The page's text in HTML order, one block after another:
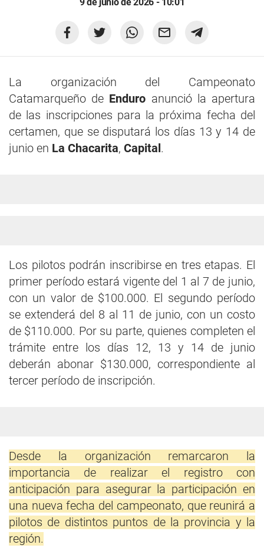
La organización del Campeonato
Catamarqueño de Enduro anunció la apertura
de las inscripciones para la próxima fecha del
certamen, que se disputará los días 13 y 14 de
junio en La Chacarita, Capital .
Los pilotos podrán inscribirse en tres etapas. El
primer período estará vigente del 1 al 7 de junio,
con un valor de $100.000. El segundo período
se extenderá del 8 al 11 de junio, con un costo
de $110.000. Por su parte, quienes completen el
trámite entre los días 12, 13 y 14 de junio
deberán abonar $130.000, correspondiente al
tercer período de inscripción.
Desde la organización remarcaron la
importancia de realizar el registro con
anticipación para asegurar la participación en
una nueva fecha del campeonato, que reunirá a
pilotos de distintos puntos de la provincia y la
región.